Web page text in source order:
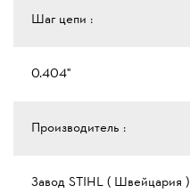
Шаг цепи :
0.404"
Производитель :
Завод STIHL ( Швейцария )